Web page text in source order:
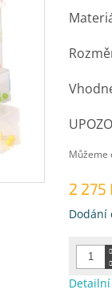
2 275
Měrná
Dodání
Můžeme